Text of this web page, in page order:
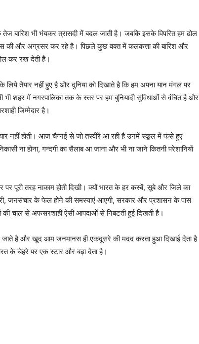
बारिश भी भंयकर त्रासदी में बदल जाती है। जबकि इसके विपरित हम ढोल
की और अग्रसर कर रहे है। पिछले कुछ वक्त में कलकत्ता की बारिश और
कर रख देती है।
तैयार नहीं हुए है और दुनिया को दिखाते है कि हम अपना यान मंगल पर
शहर में नगरपालिका तक के स्तर पर हम बुनियादी सुविधाओं से वंचित है और
जिम्मेदार है।
नहीं होती। आज चैन्नई से जो तस्वीरें आ रही है उनमें स्कूल में फंसे हुए
ना होना, गन्दगी का सैलाब आ जाना और भी ना जाने कितनी परेशानियों
पूरी तरह नाकाम होती दिखी। क्यों भारत के हर कस्बें, सूबे और जिले का
जनसंचार के फेल होने की समस्याएं आएगी, सरकार और प्रशासन के पास
चाल से अफसरशाही ऐसी आपदाओं से निबटती हुई दिखती है।
जाते है और खूद आम जनमानस ही एकदूसरे की मदद करता हुआ दिखाई देता है
के चेहरे पर एक स्टार और बढ़ा देता है।